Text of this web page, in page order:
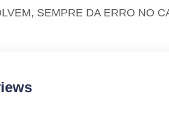
SEMPRE DA ERRO NO